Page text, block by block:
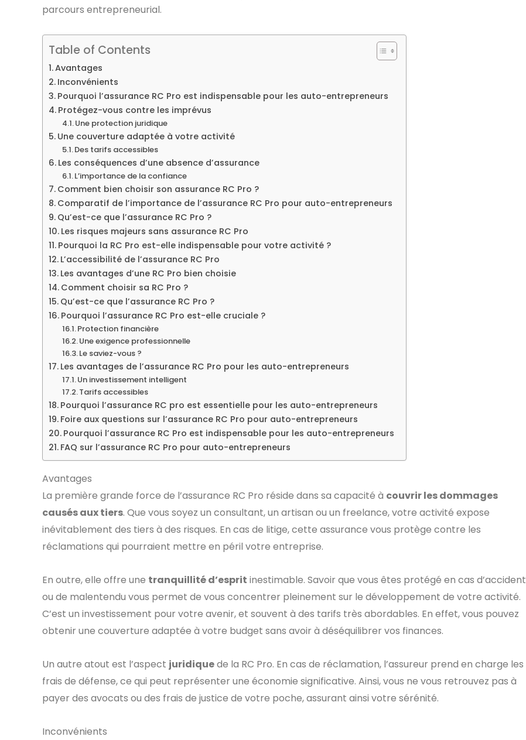
parcours entrepreneurial.
Table of Contents
Avantages
Inconvénients
Pourquoi l’assurance RC Pro est indispensable pour les auto-entrepreneurs
Protégez-vous contre les imprévus
Une protection juridique
Une couverture adaptée à votre activité
Des tarifs accessibles
Les conséquences d’une absence d’assurance
L’importance de la confiance
Comment bien choisir son assurance RC Pro ?
Comparatif de l’importance de l’assurance RC Pro pour auto-entrepreneurs
Qu’est-ce que l’assurance RC Pro ?
Les risques majeurs sans assurance RC Pro
Pourquoi la RC Pro est-elle indispensable pour votre activité ?
L’accessibilité de l’assurance RC Pro
Les avantages d’une RC Pro bien choisie
Comment choisir sa RC Pro ?
Qu’est-ce que l’assurance RC Pro ?
Pourquoi l’assurance RC Pro est-elle cruciale ?
Protection financière
Une exigence professionnelle
Le saviez-vous ?
Les avantages de l’assurance RC Pro pour les auto-entrepreneurs
Un investissement intelligent
Tarifs accessibles
Pourquoi l’assurance RC pro est essentielle pour les auto-entrepreneurs
Foire aux questions sur l’assurance RC Pro pour auto-entrepreneurs
Pourquoi l’assurance RC Pro est indispensable pour les auto-entrepreneurs
FAQ sur l’assurance RC Pro pour auto-entrepreneurs
Avantages
La première grande force de l’assurance RC Pro réside dans sa capacité à couvrir les dommages
causés aux tiers. Que vous soyez un consultant, un artisan ou un freelance, votre activité expose
inévitablement des tiers à des risques. En cas de litige, cette assurance vous protège contre les
réclamations qui pourraient mettre en péril votre entreprise.
En outre, elle offre une tranquillité d’esprit inestimable. Savoir que vous êtes protégé en cas d’accident
ou de malentendu vous permet de vous concentrer pleinement sur le développement de votre activité.
C’est un investissement pour votre avenir, et souvent à des tarifs très abordables. En effet, vous pouvez
obtenir une couverture adaptée à votre budget sans avoir à déséquilibrer vos finances.
Un autre atout est l’aspect juridiquede la RC Pro. En cas de réclamation, l’assureur prend en charge les
frais de défense, ce qui peut représenter une économie significative. Ainsi, vous ne vous retrouvez pas à
payer des avocats ou des frais de justice de votre poche, assurant ainsi votre sérénité.
Inconvénients